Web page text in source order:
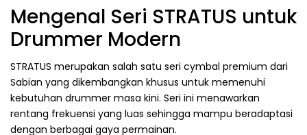
Mengenal Seri STRATUS untuk
Drummer Modern
STRATUS merupakan salah satu seri cymbal premium dari
Sabian yang dikembangkan khusus untuk memenuhi
kebutuhan drummer masa kini. Seri ini menawarkan
rentang frekuensi yang luas sehingga mampu beradaptasi
dengan berbagai gaya permainan.